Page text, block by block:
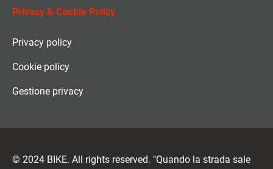
Privacy & Cookie Policy
Privacy policy
Cookie policy
Gestione privacy
© 2024 BIKE. All rights reserved. "Quando la strada sale